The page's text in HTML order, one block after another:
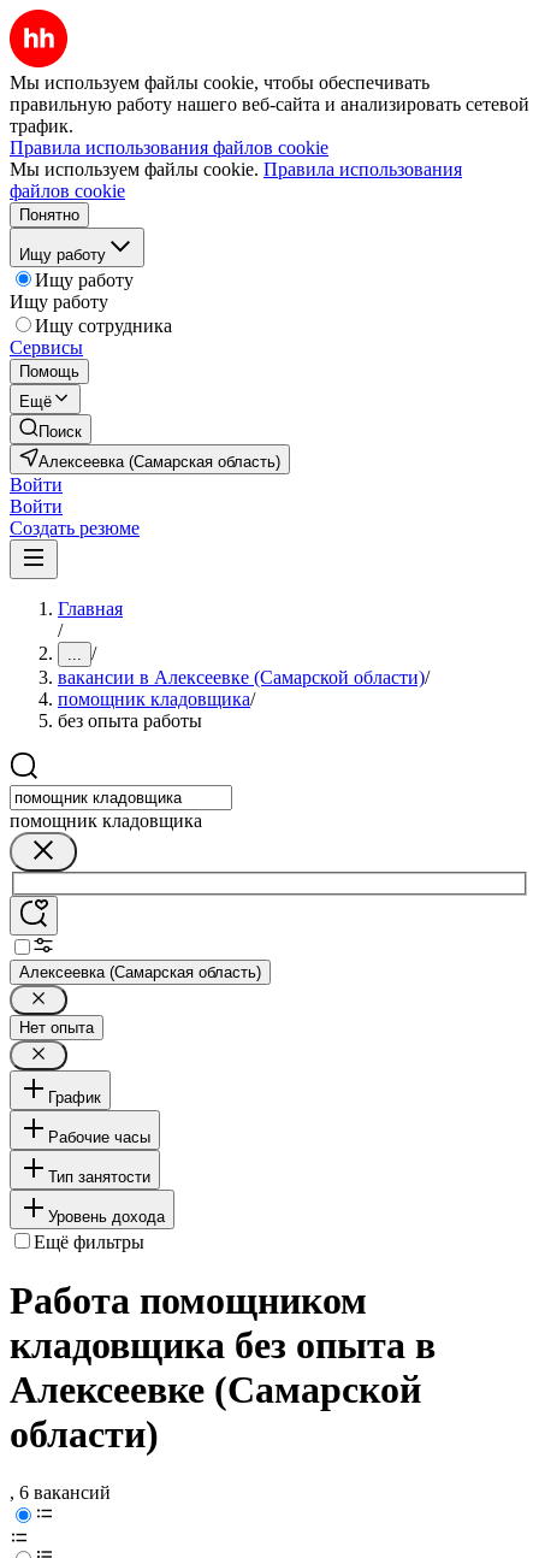
Мы используем файлы cookie, чтобы обеспечивать
правильную работу нашего веб-сайта и анализировать сетевой
трафик.
Правила использования файлов cookie
Мы используем файлы cookie. Правила использования
файлов cookie
Понятно
Ищу работу
Ищу работу
Ищу работу
Ищу сотрудника
Сервисы
Помощь
Ещё
Поиск
Алексеевка (Самарская область)
Войти
Войти
Создать резюме
Главная
/
... /
вакансии в Алексеевке (Самарской области)/
помощник кладовщика/
без опыта работы
помощник кладовщика
Алексеевка (Самарская область)
Нет опыта
График
Рабочие часы
Тип занятости
Уровень дохода
Ещё фильтры
Работа помощником
кладовщика без опыта в
Алексеевке (Самарской
области)
, 6 вакансий